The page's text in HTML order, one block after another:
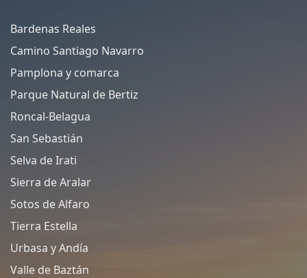
Bardenas Reales
Camino Santiago Navarro
Pamplona y comarca
Parque Natural de Bertiz
Roncal-Belagua
San Sebastián
Selva de Irati
Sierra de Aralar
Sotos de Alfaro
Tierra Estella
Urbasa y Andía
Valle de Baztán